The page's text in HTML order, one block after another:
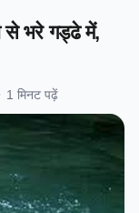
से भरे गड्ढे में,
1 मिनट पढ़ें